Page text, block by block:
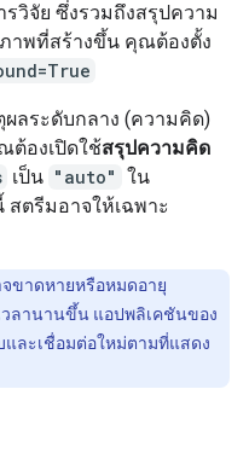
วิจัย ซึ่งรวมถึงสรุปความ
าพที่สร้างขึ้น คุณต้องตั้ง
ลระดับกลาง (ความคิด)
ต้องเปิดใช้สรุปความคิด
เป็น "auto" ใน
ตรีมอาจให้เฉพาะ
ขาดหายหรือหมดอายุ
วลานานขึ้น แอปพลิเคชันของ
ละเชื่อมต่อใหม่ตามที่แสดง